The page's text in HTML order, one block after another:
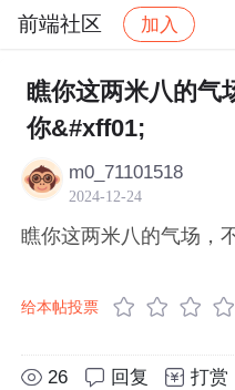
前端社区 加入
社区 前端社区 感
瞧你这两米八的气
你&#xff01;
m0_71101518
2024-12-24
瞧你这两米八的气场，
给本帖投票
26 回复 打赏